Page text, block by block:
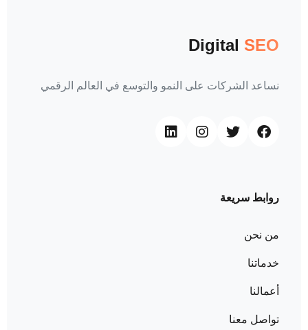
DigitalSEO
نساعد الشركات على النمو والتوسع في العالم الرقمي
روابط سريعة
من نحن
خدماتنا
أعمالنا
تواصل معنا